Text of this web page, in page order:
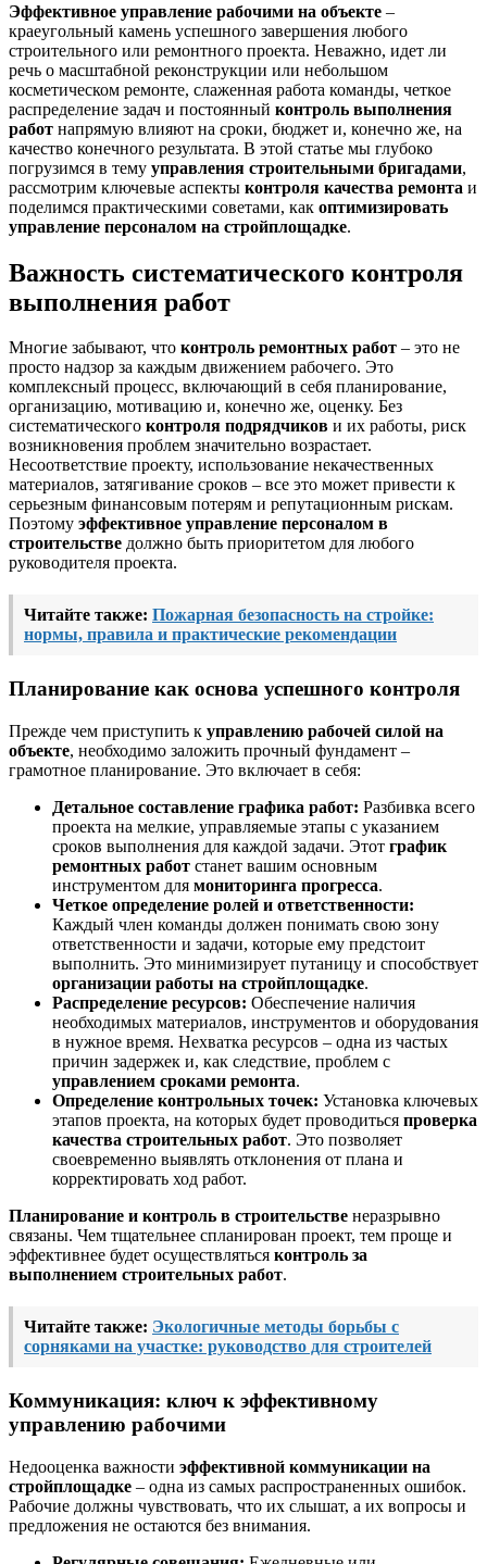
Эффективное управление рабочими на объекте –
краеугольный камень успешного завершения любого
строительного или ремонтного проекта. Неважно, идет ли
речь о масштабной реконструкции или небольшом
косметическом ремонте, слаженная работа команды, четкое
распределение задач и постоянный контроль выполнения
работ напрямую влияют на сроки, бюджет и, конечно же, на
качество конечного результата. В этой статье мы глубоко
погрузимся в тему управления строительными бригадами,
рассмотрим ключевые аспекты контроля качества ремонта и
поделимся практическими советами, как оптимизировать
управление персоналом на стройплощадке.
Важность систематического контроля
выполнения работ
Многие забывают, что контроль ремонтных работ – это не
просто надзор за каждым движением рабочего. Это
комплексный процесс, включающий в себя планирование,
организацию, мотивацию и, конечно же, оценку. Без
систематического контроля подрядчиков и их работы, риск
возникновения проблем значительно возрастает.
Несоответствие проекту, использование некачественных
материалов, затягивание сроков – все это может привести к
серьезным финансовым потерям и репутационным рискам.
Поэтому эффективное управление персоналом в
строительстве должно быть приоритетом для любого
руководителя проекта.
Читайте также: Пожарная безопасность на стройке:
нормы, правила и практические рекомендации
Планирование как основа успешного контроля
Прежде чем приступить к управлению рабочей силой на
объекте, необходимо заложить прочный фундамент –
грамотное планирование. Это включает в себя:
Детальное составление графика работ: Разбивка всего
проекта на мелкие, управляемые этапы с указанием
сроков выполнения для каждой задачи. Этот график
ремонтных работ станет вашим основным
инструментом для мониторинга прогресса.
Четкое определение ролей и ответственности:
Каждый член команды должен понимать свою зону
ответственности и задачи, которые ему предстоит
выполнить. Это минимизирует путаницу и способствует
организации работы на стройплощадке.
Распределение ресурсов: Обеспечение наличия
необходимых материалов, инструментов и оборудования
в нужное время. Нехватка ресурсов – одна из частых
причин задержек и, как следствие, проблем с
управлением сроками ремонта.
Определение контрольных точек: Установка ключевых
этапов проекта, на которых будет проводиться проверка
качества строительных работ. Это позволяет
своевременно выявлять отклонения от плана и
корректировать ход работ.
Планирование и контроль в строительстве неразрывно
связаны. Чем тщательнее спланирован проект, тем проще и
эффективнее будет осуществляться контроль за
выполнением строительных работ.
Читайте также: Экологичные методы борьбы с
сорняками на участке: руководство для строителей
Коммуникация: ключ к эффективному
управлению рабочими
Недооценка важности эффективной коммуникации на
стройплощадке – одна из самых распространенных ошибок.
Рабочие должны чувствовать, что их слышат, а их вопросы и
предложения не остаются без внимания.